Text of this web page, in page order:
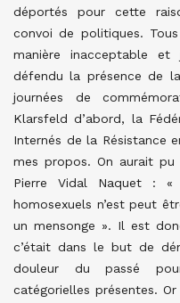
déportés pour cette
convoi de politiques.
manière inacceptable
défendu la présence de
journées de
Klarsfeld d’abord, la
Internés de la Résistance
mes propos. On aurait
Pierre Vidal Naquet :
homosexuels n’est peut
un mensonge ». Il est
c’était dans le but de
douleur du passé
catégorielles présentes.